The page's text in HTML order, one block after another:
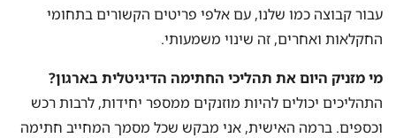
עבור קבוצה כמו שלנו, עם אלפי פריטים הקשורים בתחומי
החקלאות ואחרים, זה שינוי משמעותי.
מי מזניק היום את תהליכי החתימה הדיגיטלית בארגון?
התהליכים יכולים להיות מוזנקים ממספר יחידות, לרבות רכש
וכספים. ברמה האישית, אני מבקש שכל מסמך המחייב חתימה